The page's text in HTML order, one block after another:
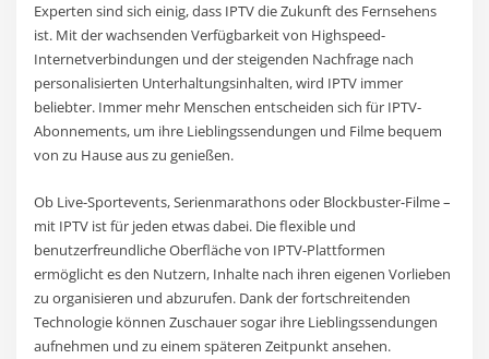
Experten sind sich einig, dass IPTV die Zukunft des Fernsehens
ist. Mit der wachsenden Verfügbarkeit von Highspeed-
Internetverbindungen und der steigenden Nachfrage nach
personalisierten Unterhaltungsinhalten, wird IPTV immer
beliebter. Immer mehr Menschen entscheiden sich für IPTV-
Abonnements, um ihre Lieblingssendungen und Filme bequem
von zu Hause aus zu genießen.
Ob Live-Sportevents, Serienmarathons oder Blockbuster-Filme –
mit IPTV ist für jeden etwas dabei. Die flexible und
benutzerfreundliche Oberfläche von IPTV-Plattformen
ermöglicht es den Nutzern, Inhalte nach ihren eigenen Vorlieben
zu organisieren und abzurufen. Dank der fortschreitenden
Technologie können Zuschauer sogar ihre Lieblingssendungen
aufnehmen und zu einem späteren Zeitpunkt ansehen.